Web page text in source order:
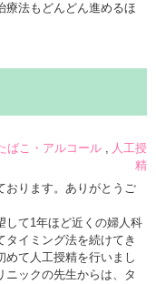
療法もどんどん進めるほ
ばこ・アルコール
人工授
精
おります。ありがとうご
して1年ほど近くの婦人科
イミング法を続けてき
めて人工授精を行いまし
ニックの先生からは、タ